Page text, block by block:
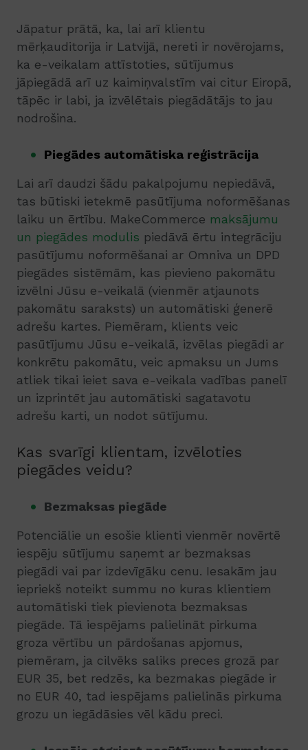
Jāpatur prātā, ka, lai arī klientu
mērķauditorija ir Latvijā, nereti ir novērojams,
ka e-veikalam attīstoties, sūtījumus
jāpiegādā arī uz kaimiņvalstīm vai citur Eiropā,
tāpēc ir labi, ja izvēlētais piegādātājs to jau
nodrošina.
Piegādes automātiska reģistrācija
Lai arī daudzi šādu pakalpojumu nepiedāvā,
tas būtiski ietekmē pasūtījuma noformēšanas
laiku un ērtību. MakeCommerce maksājumu
un piegādes modulis piedāvā ērtu integrāciju
pasūtījumu noformēšanai ar Omniva un DPD
piegādes sistēmām, kas pievieno pakomātu
izvēlni Jūsu e-veikalā (vienmēr atjaunots
pakomātu saraksts) un automātiski ģenerē
adrešu kartes. Piemēram, klients veic
pasūtījumu Jūsu e-veikalā, izvēlas piegādi ar
konkrētu pakomātu, veic apmaksu un Jums
atliek tikai ieiet sava e-veikala vadības panelī
un izprintēt jau automātiski sagatavotu
adrešu karti, un nodot sūtījumu.
Kas svarīgi klientam, izvēloties
piegādes veidu?
Bezmaksas piegāde
Potenciālie un esošie klienti vienmēr novērtē
iespēju sūtījumu saņemt ar bezmaksas
piegādi vai par izdevīgāku cenu. Iesakām jau
iepriekš noteikt summu no kuras klientiem
automātiski tiek pievienota bezmaksas
piegāde. Tā iespējams palielināt pirkuma
groza vērtību un pārdošanas apjomus,
piemēram, ja cilvēks saliks preces grozā par
EUR 35, bet redzēs, ka bezmakas piegāde ir
no EUR 40, tad iespējams palielinās pirkuma
grozu un iegādāsies vēl kādu preci.